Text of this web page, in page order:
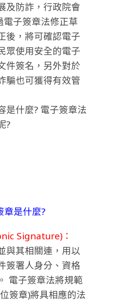
及防詐，行政院會
子簽章法修正草
後，將可確認電子
眾使用安全的電子
件簽名，另外對於
騙也可獲得有效管
是什麼? 電子簽章法
?
章是什麼?
Signature)：
與其相關連，用以
簽署人身分、資格
電子簽章法將規範
簽章)將具相應的法